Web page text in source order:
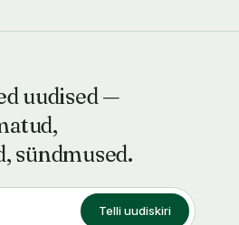
uudised —
sündmused.
Telli uudiskiri